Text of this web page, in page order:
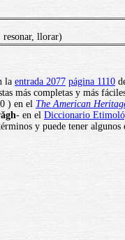
resonar, llorar)
la entrada 2077 página 1110
más completas y más
) en el The American
- en el Diccionario
y puede tener